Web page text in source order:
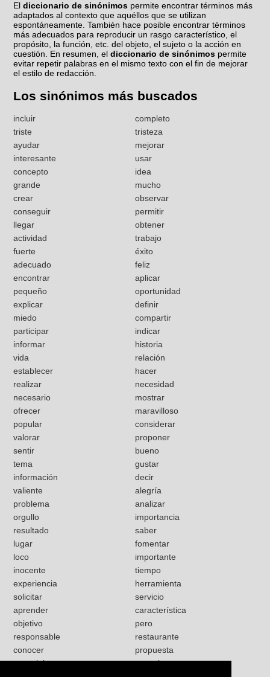
Eldiccionario de sinónimos permite encontrar términos más
adaptados al contexto que aquéllos que se utilizan
espontáneamente. También hace posible encontrar términos
más adecuados para reproducir un rasgo característico, el
propósito, la función, etc. del objeto, el sujeto o la acción en
cuestión. En resumen, eldiccionario de sinónimos permite
evitar repetir palabras en el mismo texto con el fin de mejorar
el estilo de redacción.
Los sinónimos más buscados
incluir
completo
triste
tristeza
ayudar
mejorar
interesante
usar
concepto
idea
grande
mucho
crear
observar
conseguir
permitir
llegar
obtener
actividad
trabajo
fuerte
éxito
adecuado
feliz
encontrar
aplicar
pequeño
oportunidad
explicar
definir
miedo
compartir
participar
indicar
informar
historia
vida
relación
establecer
hacer
realizar
necesidad
necesario
mostrar
ofrecer
maravilloso
popular
considerar
valorar
proponer
sentir
bueno
tema
gustar
información
decir
valiente
alegría
problema
analizar
orgullo
importancia
resultado
saber
lugar
fomentar
loco
importante
inocente
tiempo
experiencia
herramienta
solicitar
servicio
aprender
característica
objetivo
pero
responsable
restaurante
conocer
propuesta
especial
necesitar